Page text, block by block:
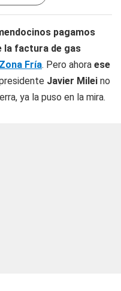
pagamos
la factura de gas
Fría. Pero ahora ese
Javier Milei no
ya la puso en la mira.